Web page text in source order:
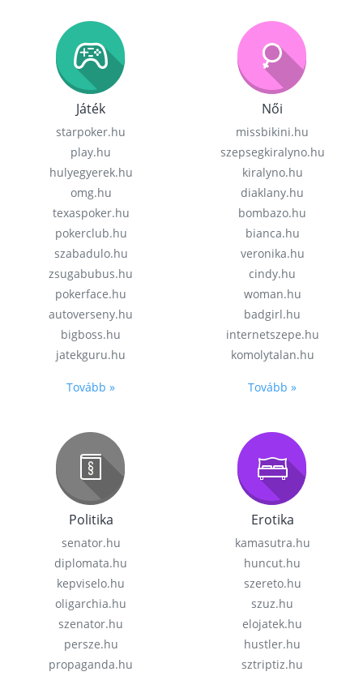
Játék
starpoker.hu
play.hu
hulyegyerek.hu
omg.hu
texaspoker.hu
pokerclub.hu
szabadulo.hu
zsugabubus.hu
pokerface.hu
autoverseny.hu
bigboss.hu
jatekguru.hu
Tovább »
Női
missbikini.hu
szepsegkiralyno.hu
kiralyno.hu
diaklany.hu
bombazo.hu
bianca.hu
veronika.hu
cindy.hu
woman.hu
badgirl.hu
internetszepe.hu
komolytalan.hu
Tovább »
Politika
senator.hu
diplomata.hu
kepviselo.hu
oligarchia.hu
szenator.hu
persze.hu
propaganda.hu
Erotika
kamasutra.hu
huncut.hu
szereto.hu
szuz.hu
elojatek.hu
hustler.hu
sztriptiz.hu